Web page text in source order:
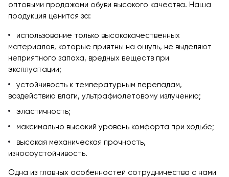
оптовыми продажами обуви высокого качества. Наша
продукция ценится за:
использование только высококачественных
материалов, которые приятны на ощупь, не выделяют
неприятного запаха, вредных веществ при
эксплуатации;
устойчивость к температурным перепадам,
воздействию влаги, ультрафиолетовому излучению;
эластичность;
максимально высокий уровень комфорта при ходьбе;
высокая механическая прочность,
износоустойчивость.
Одна из главных особенностей сотрудничества с нами